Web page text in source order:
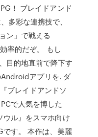
！ ブレイドアンド
多彩な連携技で、
ン」で戦える
率的だぞ。 もし
目的地直前で降下す
アプリを. ダ
ブレイドアンドソ
で人気を博した
ウル』をスマホ向け
です。 本作は、美麗